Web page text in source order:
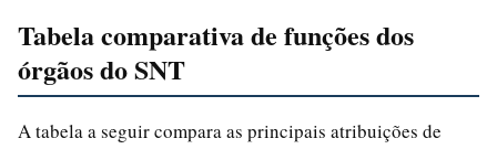
Tabela comparativa de funções dos
órgãos do SNT
A tabela a seguir compara as principais atribuições de